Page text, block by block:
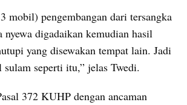
mobil) pengembangan dari tersangka
digadaikan kemudian hasil
yang disewakan tempat lain. Jadi
seperti itu,” jelas Twedi.
372 KUHP dengan ancaman